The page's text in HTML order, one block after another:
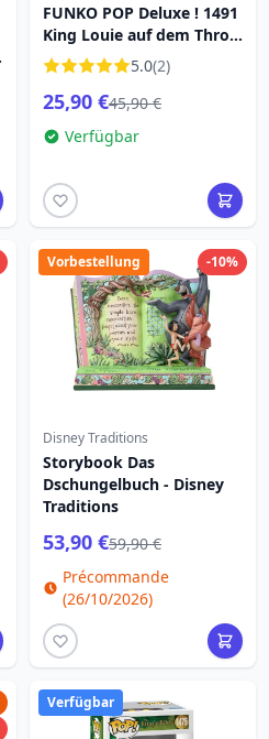
FUNKO POP Deluxe ! 1491
King Louie auf dem Thron
– Disney Dschungelbuch
5.0(2)
25,90 €45,90 €
Verfügbar
-10%
Vorbestellung
Disney Traditions
Storybook Das
Dschungelbuch - Disney
Traditions
53,90 €59,90 €
Précommande
(26/10/2026)
Verfügbar